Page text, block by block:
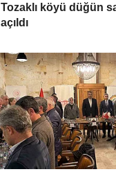
Tozaklı köyü düğün
açıldı